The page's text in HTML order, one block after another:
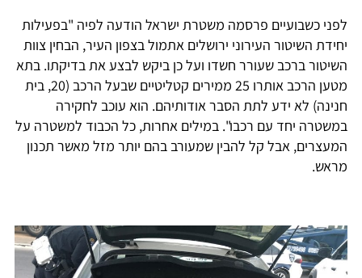
לפני כשבועיים פרסמה משטרת ישראל הודעה לפיה "בפעילות
יחידת השיטור העירוני ירושלים אתמול בצפון העיר, הבחין צוות
השיטור ברכב שעורר חשדו ועל כן ביקש לבצע את בדיקתו. בתא
מטען הרכב אותרו 25 ממירים קטליטיים שבעל הרכב (20, בית
חנינה) לא ידע לתת הסבר אודותיהם. הוא עוכב לחקירה
במשטרה יחד עם רכבו". במילים אחרות, כל הכבוד למשטרה על
המעצרים, אבל קל להבין שמעורב בהם יותר מזל מאשר תכנון
מראש.